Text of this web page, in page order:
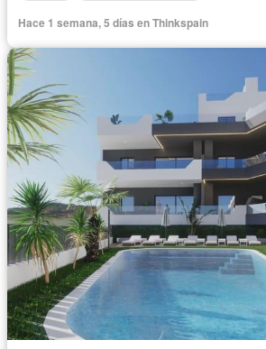
Hace 1 semana, 5 días en Thinkspain